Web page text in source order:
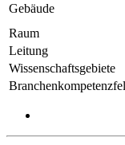
Gebäude
Raum
Leitung
Wissenschaftsgebiete